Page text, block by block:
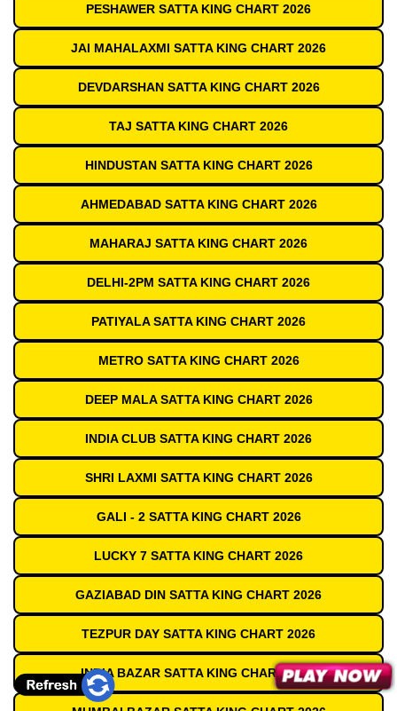
PESHAWER SATTA KING CHART 2026
JAI MAHALAXMI SATTA KING CHART 2026
DEVDARSHAN SATTA KING CHART 2026
TAJ SATTA KING CHART 2026
HINDUSTAN SATTA KING CHART 2026
AHMEDABAD SATTA KING CHART 2026
MAHARAJ SATTA KING CHART 2026
DELHI-2PM SATTA KING CHART 2026
PATIYALA SATTA KING CHART 2026
METRO SATTA KING CHART 2026
DEEP MALA SATTA KING CHART 2026
INDIA CLUB SATTA KING CHART 2026
SHRI LAXMI SATTA KING CHART 2026
GALI - 2 SATTA KING CHART 2026
LUCKY 7 SATTA KING CHART 2026
GAZIABAD DIN SATTA KING CHART 2026
TEZPUR DAY SATTA KING CHART 2026
INDIA BAZAR SATTA KING CHART 2026